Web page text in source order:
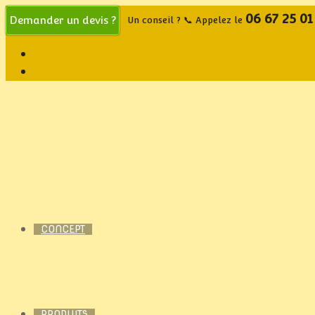
Demander un devis ? Un conseil ? 📞 Appelez le 06 67 25
CONCEPT